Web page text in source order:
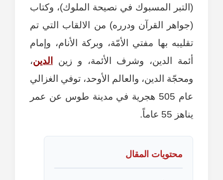
(التبر المسبوك في نصيحة الملوك)، وكتاب
(جواهر القرآن ودرره) من الالقاب التي تم
تقليبه بها مفتي الأمّة، وبركة الأنام، وإمام
أئمة الدين، وشرف الأئمة، و زين
الدين،
ومحجّة الدين، والعالم الأوحد، توفي الغزالي
عام 505 هجرية في مدينة طوس عن عمر
يناهز 55 عاماً.
محتويات المقال